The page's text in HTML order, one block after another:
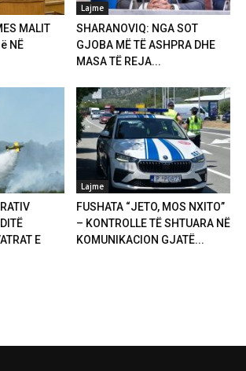
MALIT
NË
Lajme
SHARANOVIQ: NGA SOT
GJOBA MË TË ASHPRA DHE
MASA TË REJA...
E
Lajme
FUSHATA “JETO, MOS NXITO”
– KONTROLLE TË SHTUARA NË
KOMUNIKACION GJATË...